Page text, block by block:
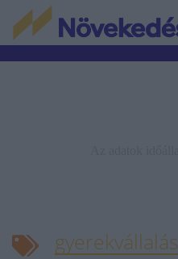
gyerekvállalás